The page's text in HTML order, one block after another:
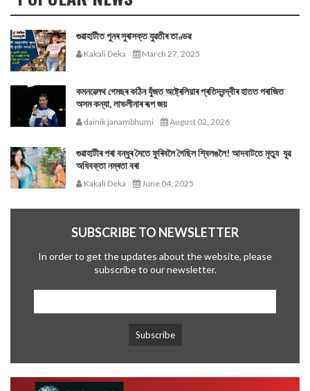
গুৱাহাটীত পুনৰ সুৰাসক্ত যুৱতীৰ তাণ্ডৱ
Kakali Deka March 27, 2025
কমনৱেলথ গেমছৰ কঠিন যুঁজত অষ্ট্ৰেলিয়াৰ প্ৰতিদ্বন্দ্বীৰ হাতত পৰাজিত
অসম কন্যা, লাভলীনাৰ ৰূপ জয়
dainik janambhumi August 02, 2026
গুৱাহাটীৰ পৰা বন্ধুৰ সৈতে ফুৰিবলৈ গৈছিল শ্বিলঙলৈ! আদবাটতে মৃত্যু যুৱ
অধিবক্তা নম্ৰতা বৰা
Kakali Deka June 04, 2025
SUBSCRIBE TO NEWSLETTER
In order to get the updates about the website, please
subscribe to our newsletter.